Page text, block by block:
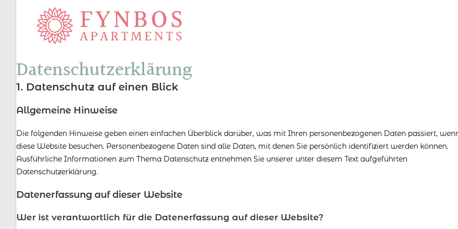
Datenschutzerklärung
1. Datenschutz auf einen Blick
Allgemeine Hinweise
Die folgenden Hinweise geben einen einfachen Überblick darüber, was mit Ihren personenbezogenen Daten passiert,
diese Website besuchen. Personenbezogene Daten sind alle Daten, mit denen Sie persönlich identifiziert werden können.
Ausführliche Informationen zum Thema Datenschutz entnehmen Sie unserer unter diesem Text aufgeführten
Datenschutzerklärung.
Datenerfassung auf dieser Website
Wer ist verantwortlich für die Datenerfassung auf dieser Website?